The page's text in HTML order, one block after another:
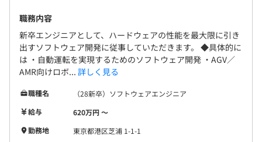
職務内容
新卒エンジニアとして、ハードウェアの性能を最大限に引き
出すソフトウェア開発に従事していただきます。 ◆具体的に
は ・自動運転を実現するためのソフトウェア開発 ・AGV／
AMR向けロボ... 詳しく見る
職種名
（28新卒）ソフトウェアエンジニア
給与
620万円 〜
勤務地
東京都港区芝浦 1-1-1